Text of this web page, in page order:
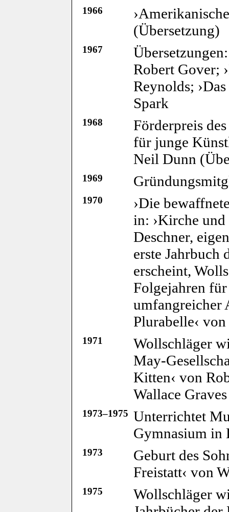
1966
(Übersetzung)
1967
Robert Gover;
Reynolds;
Spark
1968
Förderpreis
für junge
Neil Dunn
1969
1970
›Die
in: ›Kirche
Deschner,
erste Jahrbuch
erscheint,
Folgejahren für
umfangreicher
Plurabelle‹
1971
Wollschläger
May-
Kitten‹ von
Wallace Graves
1973–1975 Unterrichtet
Gymnasium in
1973
Geburt des
Freistatt‹ von
1975
Wollschläger